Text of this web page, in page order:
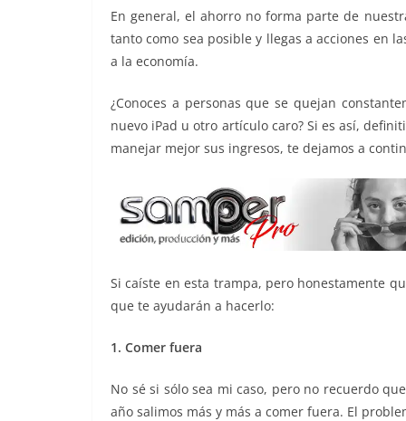
o
o
k
p
p
g
er
m tir
En general, el ahorro no forma parte de
tanto como sea posible y llegas a acciones en
a la economía.
¿Conoces a personas que se quejan
nuevo iPad u otro artículo caro? Si es así,
manejar mejor sus ingresos, te dejamos a
Si caíste en esta trampa, pero honestamente
que te ayudarán a hacerlo:
1. Comer fuera
No sé si sólo sea mi caso, pero no recuerdo
año salimos más y más a comer fuera. El